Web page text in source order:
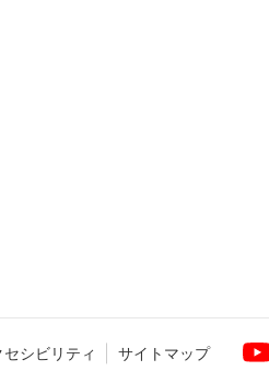
シビリティ サイトマップ